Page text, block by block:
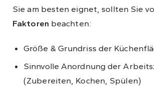
Sie am besten eignet, sollten Sie
Faktoren beachten:
Größe & Grundriss der
Sinnvolle Anordnung der
(Zubereiten, Kochen, Spülen)